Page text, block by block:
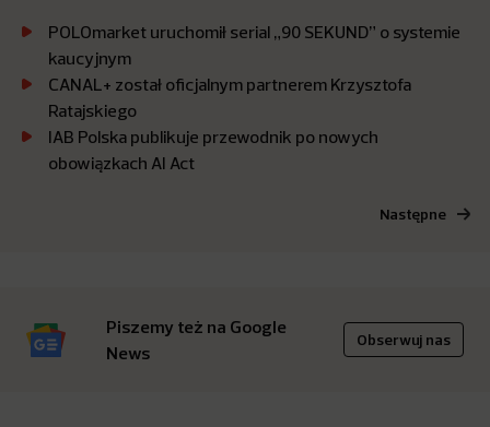
POLOmarket uruchomił serial „90 SEKUND” o systemie
kaucyjnym
CANAL+ został oficjalnym partnerem Krzysztofa
Ratajskiego
IAB Polska publikuje przewodnik po nowych
obowiązkach AI Act
Następne
Piszemy też na Google
News
Obserwuj nas